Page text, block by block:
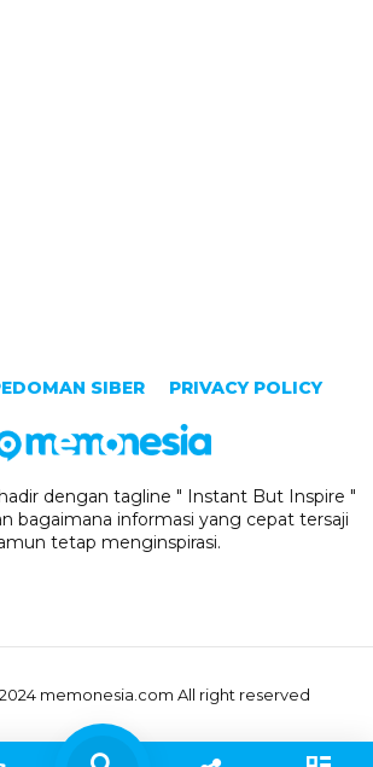
SIBER PRIVACY POLICY
dengan tagline " Instant But Inspire "
bagaimana informasi yang cepat tersaji
tetap menginspirasi.
memonesia.com All right reserved